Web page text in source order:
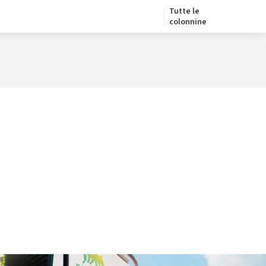
Tutte le
colonnine